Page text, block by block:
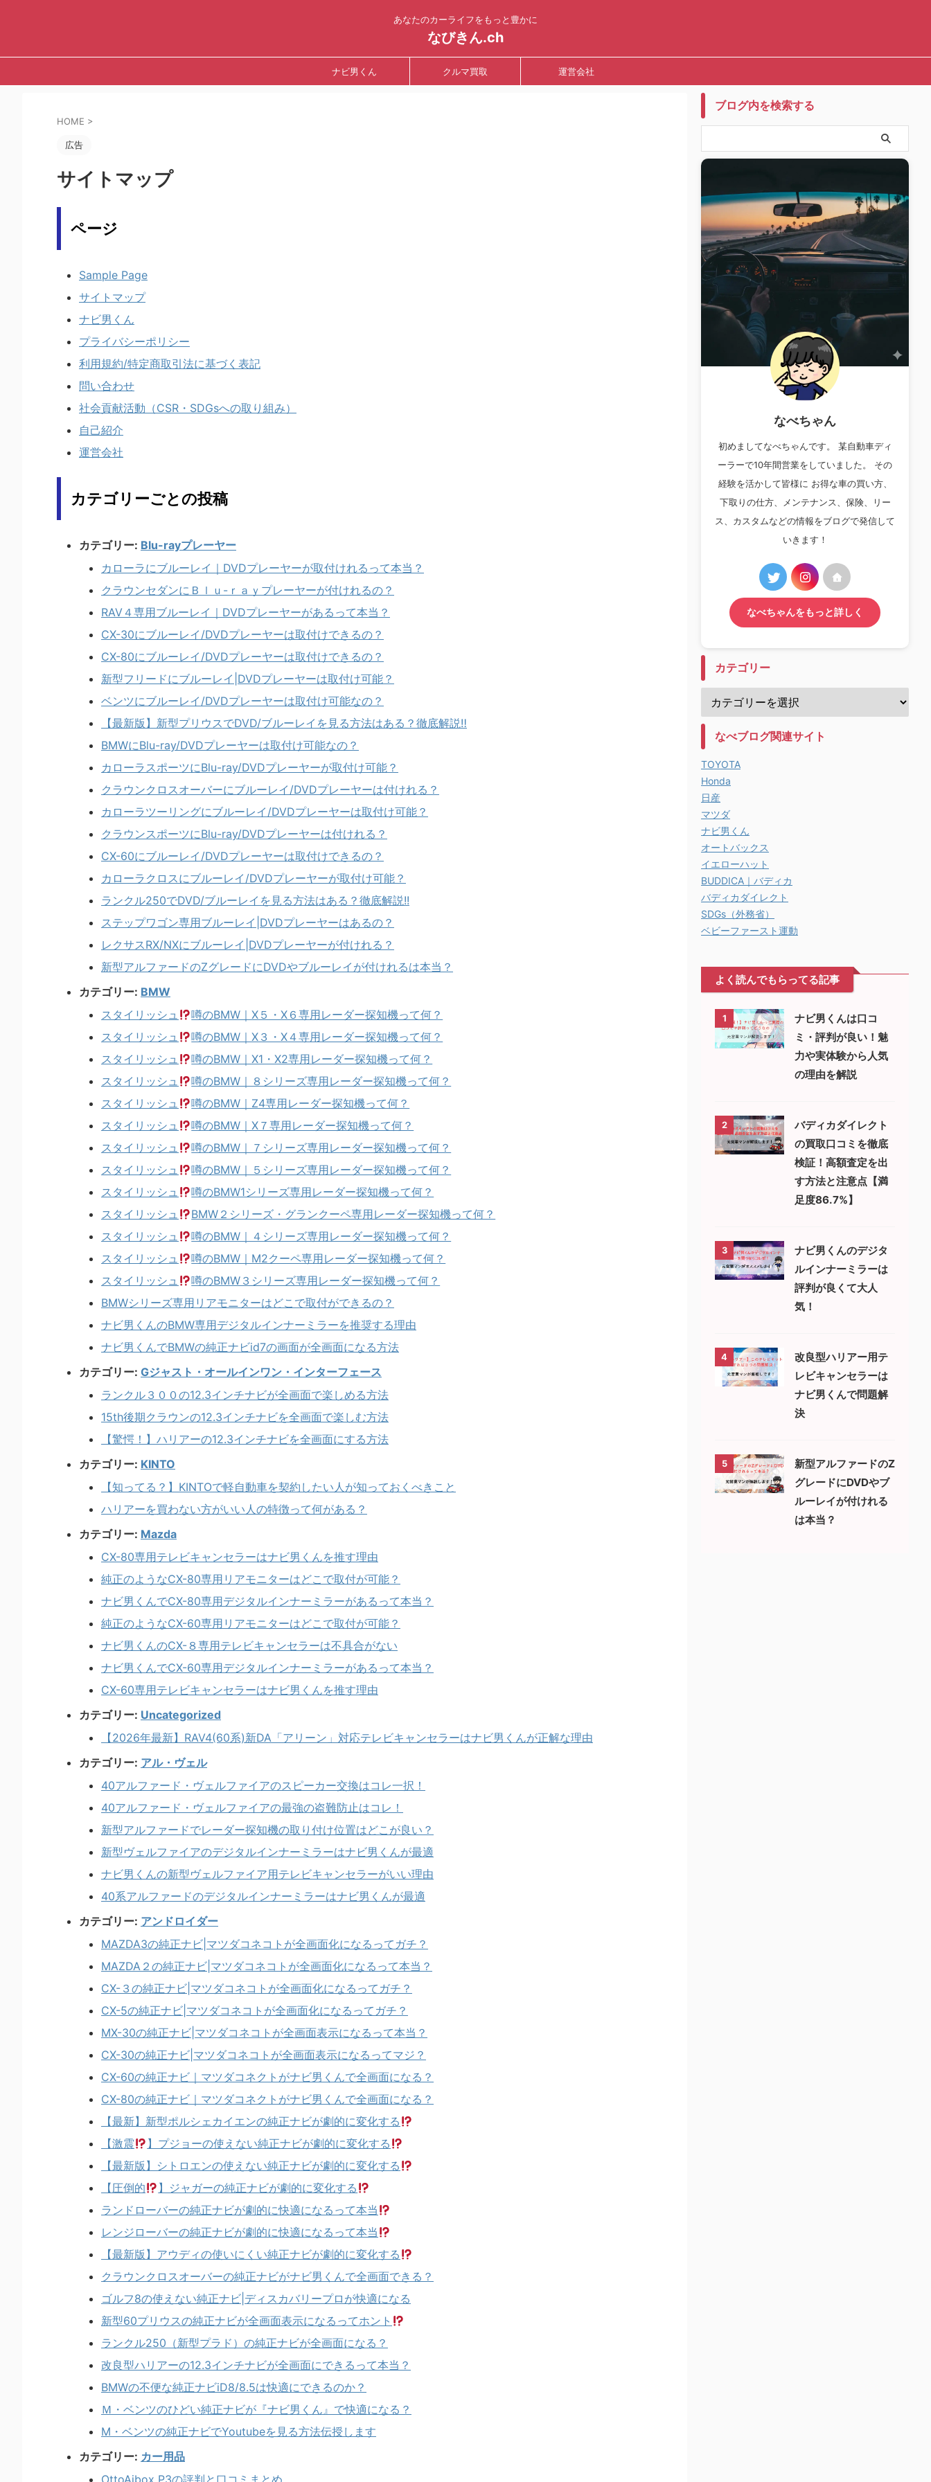
あなたのカーライフをもっと豊かに
なびきん.ch
ナビ男くん クルマ買取 運営会社
HOME >
広告
サイトマップ
ページ
Sample Page
サイトマップ
ナビ男くん
プライバシーポリシー
利用規約/特定商取引法に基づく表記
問い合わせ
社会貢献活動（CSR・SDGsへの取り組み）
自己紹介
運営会社
カテゴリーごとの投稿
カテゴリー: Blu-rayプレーヤー
カローラにブルーレイ｜DVDプレーヤーが取付けれるって本当？
クラウンセダンにＢｌｕ-ｒａｙプレーヤーが付けれるの？
RAV４専用ブルーレイ｜DVDプレーヤーがあるって本当？
CX-30にブルーレイ/DVDプレーヤーは取付けできるの？
CX-80にブルーレイ/DVDプレーヤーは取付けできるの？
新型フリードにブルーレイ|DVDプレーヤーは取付け可能？
ベンツにブルーレイ/DVDプレーヤーは取付け可能なの？
【最新版】新型プリウスでDVD/ブルーレイを見る方法はある？徹底解説‼︎
BMWにBlu-ray/DVDプレーヤーは取付け可能なの？
カローラスポーツにBlu-ray/DVDプレーヤーが取付け可能？
クラウンクロスオーバーにブルーレイ/DVDプレーヤーは付けれる？
カローラツーリングにブルーレイ/DVDプレーヤーは取付け可能？
クラウンスポーツにBlu-ray/DVDプレーヤーは付けれる？
CX-60にブルーレイ/DVDプレーヤーは取付けできるの？
カローラクロスにブルーレイ/DVDプレーヤーが取付け可能？
ランクル250でDVD/ブルーレイを見る方法はある？徹底解説!!
ステップワゴン専用ブルーレイ|DVDプレーヤーはあるの？
レクサスRX/NXにブルーレイ|DVDプレーヤーが付けれる？
新型アルファードのZグレードにDVDやブルーレイが付けれるは本当？
カテゴリー: BMW
スタイリッシュ
噂のBMW｜X５・X６専用レーダー探知機って何？
スタイリッシュ
噂のBMW｜X３・X４専用レーダー探知機って何？
スタイリッシュ
噂のBMW｜X1・X2専用レーダー探知機って何？
スタイリッシュ
噂のBMW｜８シリーズ専用レーダー探知機って何？
スタイリッシュ
噂のBMW｜Z4専用レーダー探知機って何？
スタイリッシュ
噂のBMW｜X７専用レーダー探知機って何？
スタイリッシュ
噂のBMW｜７シリーズ専用レーダー探知機って何？
スタイリッシュ
噂のBMW｜５シリーズ専用レーダー探知機って何？
スタイリッシュ
噂のBMW1シリーズ専用レーダー探知機って何？
スタイリッシュ
BMW２シリーズ・グランクーペ専用レーダー探知機って何？
スタイリッシュ
噂のBMW｜４シリーズ専用レーダー探知機って何？
スタイリッシュ
噂のBMW｜M2クーペ専用レーダー探知機って何？
スタイリッシュ
噂のBMW３シリーズ専用レーダー探知機って何？
BMWシリーズ専用リアモニターはどこで取付ができるの？
ナビ男くんのBMW専用デジタルインナーミラーを推奨する理由
ナビ男くんでBMWの純正ナビid7の画面が全画面になる方法
カテゴリー: Gジャスト・オールインワン・インターフェース
ランクル３００の12.3インチナビが全画面で楽しめる方法
15th後期クラウンの12.3インチナビを全画面で楽しむ方法
【驚愕！】ハリアーの12.3インチナビを全画面にする方法
カテゴリー: KINTO
【知ってる？】KINTOで軽自動車を契約したい人が知っておくべきこと
ハリアーを買わない方がいい人の特徴って何がある？
カテゴリー: Mazda
CX-80専用テレビキャンセラーはナビ男くんを推す理由
純正のようなCX-80専用リアモニターはどこで取付が可能？
ナビ男くんでCX-80専用デジタルインナーミラーがあるって本当？
純正のようなCX-60専用リアモニターはどこで取付が可能？
ナビ男くんのCX-８専用テレビキャンセラーは不具合がない
ナビ男くんでCX-60専用デジタルインナーミラーがあるって本当？
CX-60専用テレビキャンセラーはナビ男くんを推す理由
カテゴリー: Uncategorized
【2026年最新】RAV4(60系)新DA「アリーン」対応テレビキャンセラーはナビ男くんが正解な理由
カテゴリー: アル・ヴェル
40アルファード・ヴェルファイアのスピーカー交換はコレ一択！
40アルファード・ヴェルファイアの最強の盗難防止はコレ！
新型アルファードでレーダー探知機の取り付け位置はどこが良い？
新型ヴェルファイアのデジタルインナーミラーはナビ男くんが最適
ナビ男くんの新型ヴェルファイア用テレビキャンセラーがいい理由
40系アルファードのデジタルインナーミラーはナビ男くんが最適
カテゴリー: アンドロイダー
MAZDA3の純正ナビ|マツダコネコトが全画面化になるってガチ？
MAZDA２の純正ナビ|マツダコネコトが全画面化になるって本当？
CX-３の純正ナビ|マツダコネコトが全画面化になるってガチ？
CX-5の純正ナビ|マツダコネコトが全画面化になるってガチ？
MX-30の純正ナビ|マツダコネコトが全画面表示になるって本当？
CX-30の純正ナビ|マツダコネコトが全画面表示になるってマジ？
CX-60の純正ナビ｜マツダコネクトがナビ男くんで全画面になる？
CX-80の純正ナビ｜マツダコネクトがナビ男くんで全画面になる？
【最新】新型ポルシェカイエンの純正ナビが劇的に変化する
【激震
】プジョーの使えない純正ナビが劇的に変化する
【最新版】シトロエンの使えない純正ナビが劇的に変化する
【圧倒的
】ジャガーの純正ナビが劇的に変化する
ランドローバーの純正ナビが劇的に快適になるって本当
レンジローバーの純正ナビが劇的に快適になるって本当
【最新版】アウディの使いにくい純正ナビが劇的に変化する
クラウンクロスオーバーの純正ナビがナビ男くんで全画面できる？
ゴルフ8の使えない純正ナビ|ディスカバリープロが快適になる
新型60プリウスの純正ナビが全画面表示になるってホント
ランクル250（新型プラド）の純正ナビが全画面になる？
改良型ハリアーの12.3インチナビが全画面にできるって本当？
BMWの不便な純正ナビiD8/8.5は快適にできるのか？
Ｍ・ベンツのひどい純正ナビが『ナビ男くん』で快適になる？
M・ベンツの純正ナビでYoutubeを見る方法伝授します
カテゴリー: カー用品
OttoAibox P3の評判と口コミまとめ
ブログ内を検索する
なべちゃん
初めましてなべちゃんです。 某自動車ディ
ーラーで10年間営業をしていました。 その
経験を活かして皆様に お得な車の買い方、
下取りの仕方、メンテナンス、保険、リー
ス、カスタムなどの情報をブログで発信して
いきます！
なべちゃんをもっと詳しく
カテゴリー
なべブログ関連サイト
TOYOTA
Honda
日産
マツダ
ナビ男くん
オートバックス
イエローハット
BUDDICA｜バディカ
バディカダイレクト
SDGs（外務省）
ベビーファースト運動
よく読んでもらってる記事
1
ナビ男くんは口コ
ミ・評判が良い！魅
力や実体験から人気
の理由を解説
2
バディカダイレクト
の買取口コミを徹底
検証！高額査定を出
す方法と注意点【満
足度86.7%】
3
ナビ男くんのデジタ
ルインナーミラーは
評判が良くて大人
気！
4
改良型ハリアー用テ
レビキャンセラーは
ナビ男くんで問題解
決
5
新型アルファードのZ
グレードにDVDやブ
ルーレイが付けれる
は本当？